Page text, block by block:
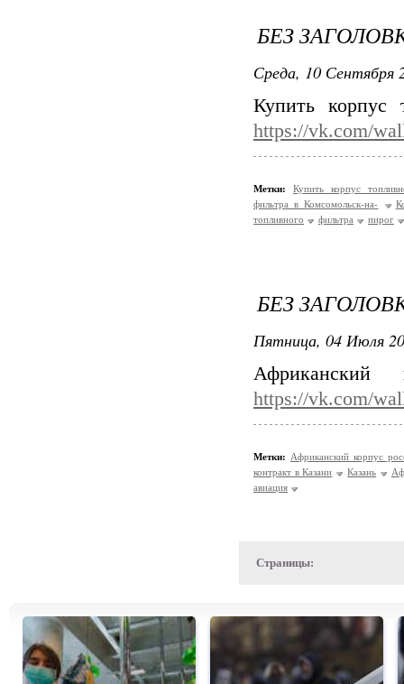
БЕЗ
Среда, 10 Сентября
Купить корпус
https://vk.com/
Метки:
Купить корпус
фильтра в Комсомольск-на-
топливного
фильтра пирог
БЕЗ
Пятница, 04 Июля
https://vk.com/
Метки: Африканский корпус
контракт в Казани
Казань
авиация
Страницы: